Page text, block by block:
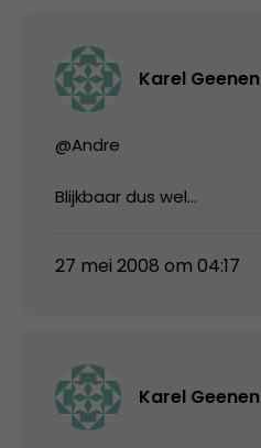
Karel Geenen
@Andre
Blijkbaar dus wel…
27 mei 2008 om 04:17
Karel Geenen